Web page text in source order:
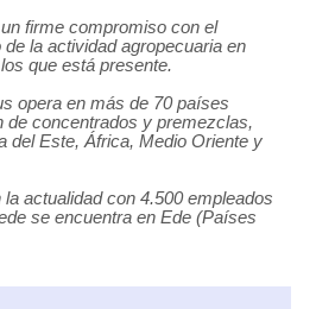
firme compromiso con el
la actividad agropecuaria en
que está presente.
opera en más de 70 países
de concentrados y premezclas,
del Este, África, Medio Oriente y
actualidad con 4.500 empleados
se encuentra en Ede (Países